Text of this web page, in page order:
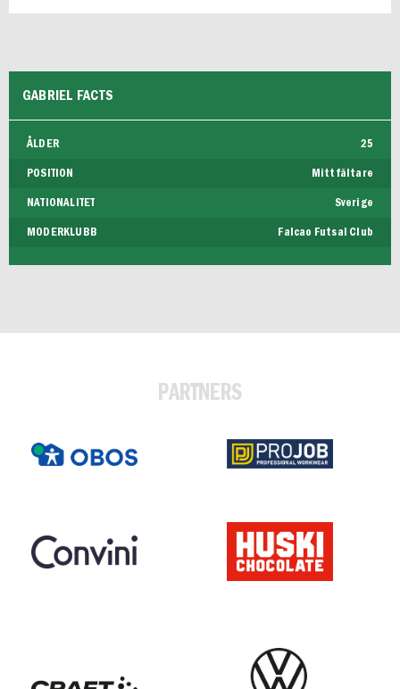
GABRIEL FACTS
ÅLDER 25
POSITION Mittfältare
NATIONALITET Sverige
MODERKLUBB Falcao Futsal Club
PARTNERS